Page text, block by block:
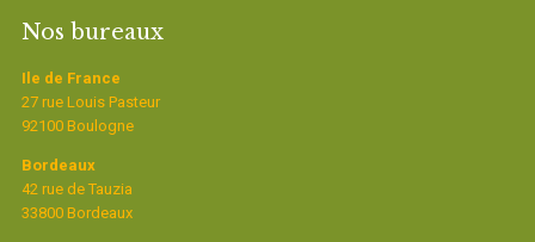
Nos bureaux
Ile de France
27 rue Louis Pasteur
92100 Boulogne
Bordeaux
42 rue de Tauzia
33800 Bordeaux